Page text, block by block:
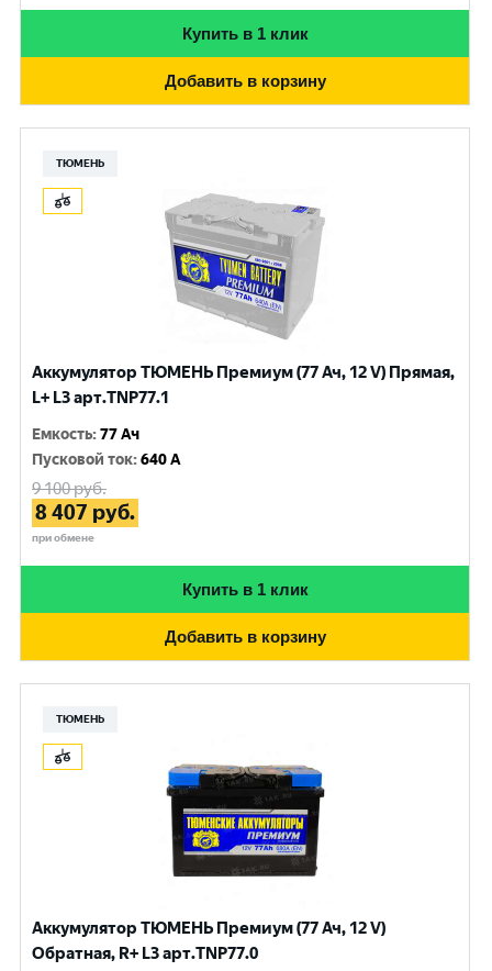
Купить в 1 клик
Добавить в корзину
ТЮМЕНЬ
Аккумулятор ТЮМЕНЬ Премиум (77 Ач, 12 V) Прямая,
L+ L3 арт.TNP77.1
Емкость:77 Ач
Пусковой ток:640 A
9 100руб.
8 407 руб.
при обмене
Купить в 1 клик
Добавить в корзину
ТЮМЕНЬ
Аккумулятор ТЮМЕНЬ Премиум (77 Ач, 12 V)
Обратная, R+ L3 арт.TNP77.0